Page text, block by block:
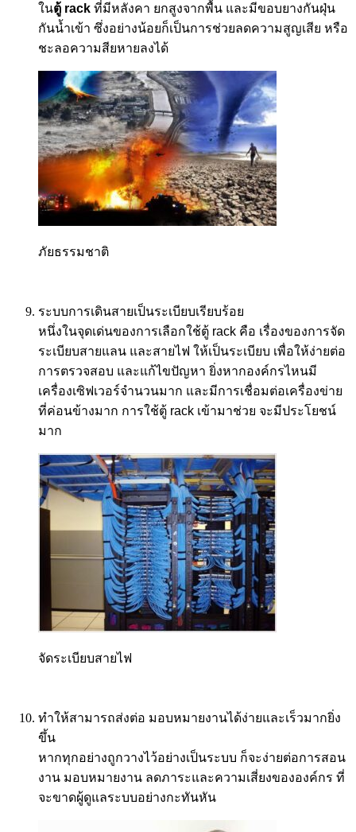
ในตู้ rack ที่มีหลังคา ยกสูงจากพื้น และมีขอบยางกันฝุ่น
กันน้ำเข้า ซึ่งอย่างน้อยก็เป็นการช่วยลดความสูญเสีย หรือ
ชะลอความสียหายลงได้
ภัยธรรมชาติ
ระบบการเดินสายเป็นระเบียบเรียบร้อย
หนึ่งในจุดเด่นของการเลือกใช้ตู้ rack คือ เรื่องของการจัด
ระเบียบสายแลน และสายไฟ ให้เป็นระเบียบ เพื่อให้ง่ายต่อ
การตรวจสอบ และแก้ไขปัญหา ยิ่งหากองค์กรไหนมี
เครื่องเซิฟเวอร์จำนวนมาก และมีการเชื่อมต่อเครื่องข่าย
ที่ค่อนข้างมาก การใช้ตู้ rack เข้ามาช่วย จะมีประโยชน์
มาก
จัดระเบียบสายไฟ
ทำให้สามารถส่งต่อ มอบหมายงานได้ง่ายและเร็วมากยิ่ง
ขึ้น
หากทุกอย่างถูกวางไว้อย่างเป็นระบบ ก็จะง่ายต่อการสอน
งาน มอบหมายงาน ลดภาระและความเสี่ยงขององค์กร ที่
จะขาดผู้ดูแลระบบอย่างกะทันหัน